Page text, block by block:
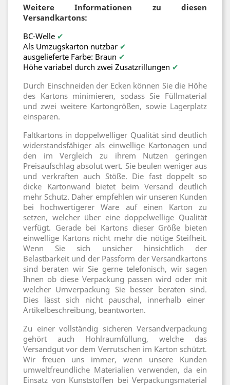
Weitere Informationen zu diesen
Versandkartons:
BC-Welle ✔
Als Umzugskarton nutzbar ✔
ausgelieferte Farbe: Braun ✔
Höhe variabel durch zwei Zusatzrillungen ✔
Durch Einschneiden der Ecken können Sie die Höhe
des Kartons minimieren, sodass Sie Füllmaterial
und zwei weitere Kartongrößen, sowie Lagerplatz
einsparen.
Faltkartons in doppelwelliger Qualität sind deutlich
widerstandsfähiger als einwellige Kartonagen und
den im Vergleich zu ihrem Nutzen geringen
Preisaufschlag absolut wert. Sie beulen weniger aus
und verkraften auch Stöße. Die fast doppelt so
dicke Kartonwand bietet beim Versand deutlich
mehr Schutz. Daher empfehlen wir unseren Kunden
bei hochwertigerer Ware auf einen Karton zu
setzen, welcher über eine doppelwellige Qualität
verfügt. Gerade bei Kartons dieser Größe bieten
einwellige Kartons nicht mehr die nötige Steifheit.
Wenn Sie sich unsicher hinsichtlich der
Belastbarkeit und der Passform der Versandkartons
sind beraten wir Sie gerne telefonisch, wir sagen
Ihnen ob diese Verpackung passen wird oder mit
welcher Umverpackung Sie besser beraten sind.
Dies lässt sich nicht pauschal, innerhalb einer
Artikelbeschreibung, beantworten.
Zu einer vollständig sicheren Versandverpackung
gehört auch Hohlraumfüllung, welche das
Versandgut vor dem Verrutschen im Karton schützt.
Wir freuen uns immer, wenn unsere Kunden
umweltfreundliche Materialien verwenden, da ein
Einsatz von Kunststoffen bei Verpackungsmaterial